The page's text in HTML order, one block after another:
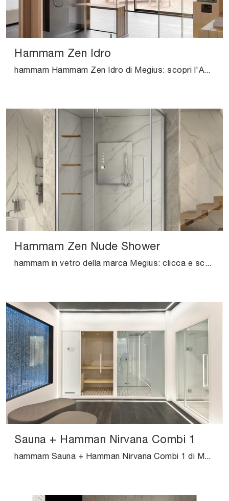
Hammam Zen Idro
hammam Hammam Zen Idro di Megius: scopri l'Arredo Bagno in vetro moderno e arreda il tuo bagno.
Hammam Zen Nude Shower
hammam in vetro della marca Megius: clicca e scopri l'arredo bagno moderno Hammam Zen Nude Shower per il tuo bagno.
Sauna + Hamman Nirvana Combi 1
hammam Sauna + Hamman Nirvana Combi 1 di Megius: scopri l'Arredo Bagno in legno design e arreda la stanza del benessere.